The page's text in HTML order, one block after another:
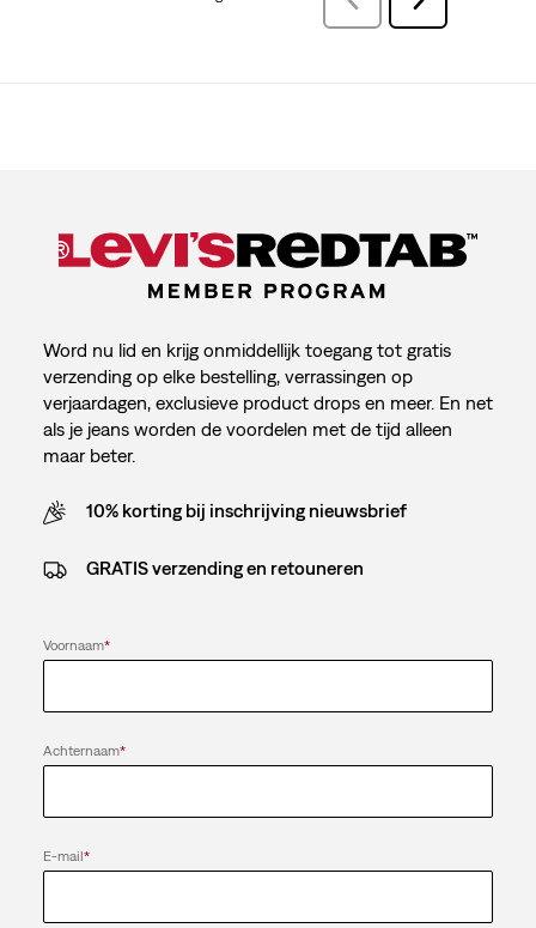
Beoordelingen
Word nu lid en krijg onmiddellijk toegang tot gratis
verzending op elke bestelling, verrassingen op
verjaardagen, exclusieve product drops en meer. En net
als je jeans worden de voordelen met de tijd alleen
maar beter.
10% korting bij inschrijving nieuwsbrief
GRATIS verzending en retouneren
Voornaam*
Achternaam*
E-mail*